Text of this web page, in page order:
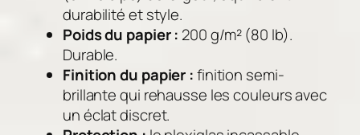
durabilité et style.
Poids du papier : 200 g/m² (80 lb).
Durable.
Finition du papier :finition semi-
brillante qui rehausse les couleurs avec
un éclat discret.